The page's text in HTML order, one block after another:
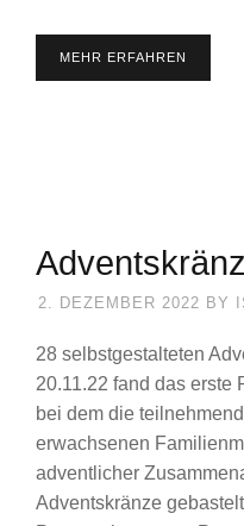
MEHR ERFAHREN
2. DEZEMBER 2022 BY
28 selbstgestalteten
20.11.22 fand das erste
bei dem die
erwachsenen
adventlicher
Adventskränze